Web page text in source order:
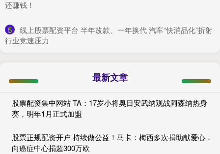
还赚钱！
5
​线上股票配资平台 半年改款、一年换代 汽车“快消品化”折射
行业竞速压力
最新文章
股票配资集中网站 TA：17岁小将奥日安武纳观战阿森纳热身
赛，明年1月正式加盟
股票正规配资开户 持续做公益！马卡：梅西多次捐助献爱心，
向癌症中心捐超300万欧